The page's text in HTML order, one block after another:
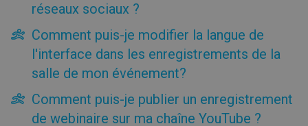
Puis-je partager mon enregistrement sur les réseaux
Comment puis-je modifier la langue de l'interface dans les
enregistrements de la salle de mon événement?
Comment puis-je publier un enregistrement de webinaire
sur ma chaîne YouTube ?
AI Summary (Résumé IA)
réseaux sociaux ?
Comment puis-je modifier la langue de
l'interface dans les enregistrements de la
salle de mon événement?
Comment puis-je publier un enregistrement
de webinaire sur ma chaîne YouTube ?